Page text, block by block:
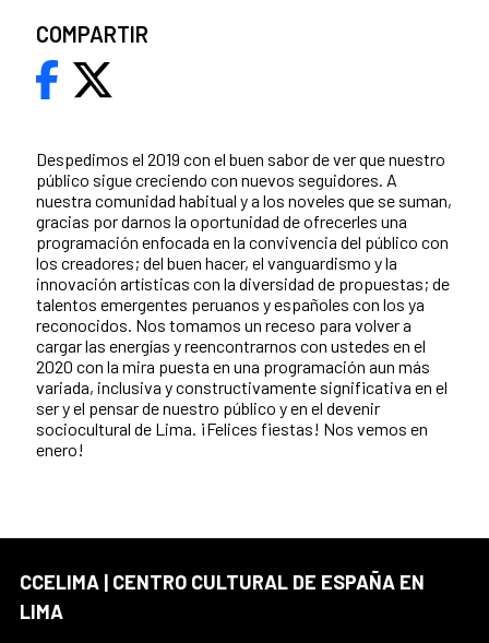
Despedimos el 2019 con el buen sabor de ver que nuestro
público sigue creciendo con nuevos seguidores. A
nuestra comunidad habitual y a los noveles que se suman,
gracias por darnos la oportunidad de ofrecerles una
programación enfocada en la convivencia del público con
los creadores; del buen hacer, el vanguardismo y la
innovación artísticas con la diversidad de propuestas; de
talentos emergentes peruanos y españoles con los ya
reconocidos. Nos tomamos un receso para volver a
cargar las energías y reencontrarnos con ustedes en el
2020 con la mira puesta en una programación aun más
variada, inclusiva y constructivamente significativa en el
ser y el pensar de nuestro público y en el devenir
sociocultural de Lima. ¡Felices fiestas! Nos vemos en
enero!
COMPARTIR
CCELIMA | CENTRO CULTURAL DE ESPAÑA EN
LIMA